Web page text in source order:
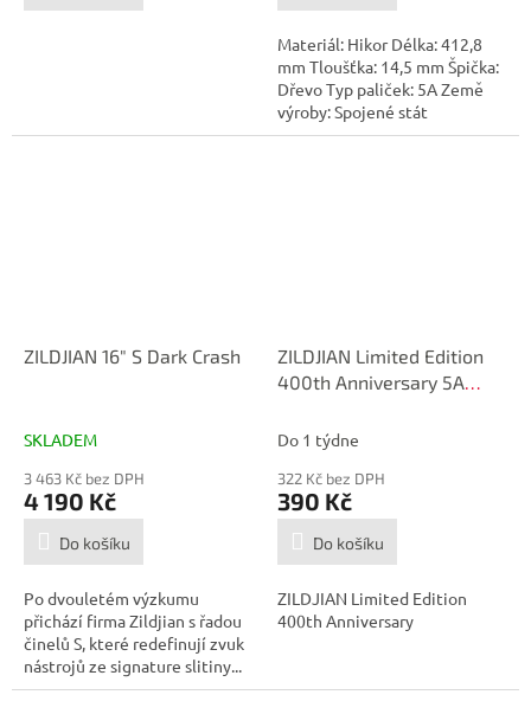
Materiál: Hikor Délka: 412,8
mm Tloušťka: 14,5 mm Špička:
Dřevo Typ paliček: 5A Země
výroby: Spojené stát
ZILDJIAN 16" S Dark Crash
SKLADEM
3 463 Kč bez DPH
4 190 Kč
Do košíku
Po dvouletém výzkumu
přichází firma Zildjian s řadou
činelů S, které redefinují zvuk
nástrojů ze signature slitiny...
ZILDJIAN Limited Edition
400th Anniversary 5A
Do 1 týdne
322 Kč bez DPH
390 Kč
Do košíku
ZILDJIAN Limited Edition
400th Anniversary